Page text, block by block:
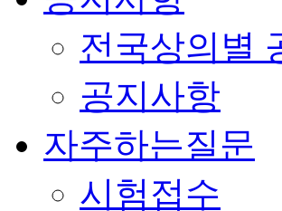
전국상의별
공지사항
자주하는질문
시험접수